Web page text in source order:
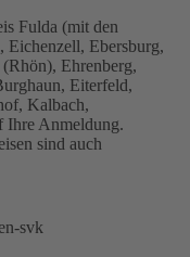
Fulda (mit den
Eichenzell, Ebersburg,
Ehrenberg,
Eiterfeld,
Kalbach,
Ihre Anmeldung.
sind auch